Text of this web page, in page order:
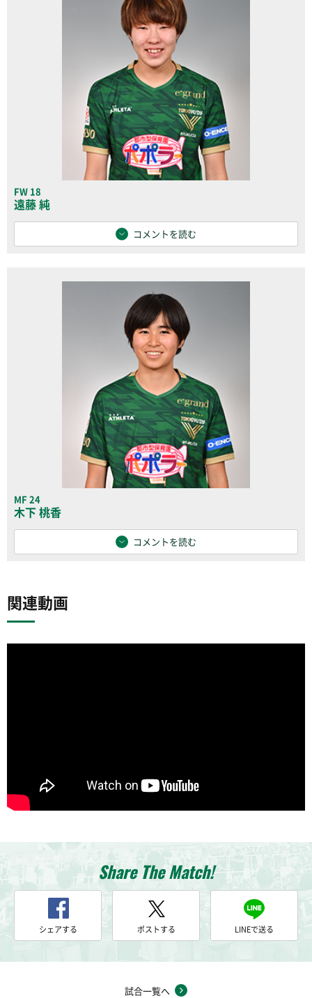
FW 18
遠藤 純
コメントを読む
MF 24
木下 桃香
コメントを読む
関連動画
Share The Match!
シェアする ポストする LINEで送る
試合一覧へ